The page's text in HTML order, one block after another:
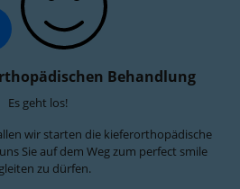
Behandlung
Es geht los!
wir starten die kieferorthopädische
Sie auf dem Weg zum perfect smile
zu dürfen.